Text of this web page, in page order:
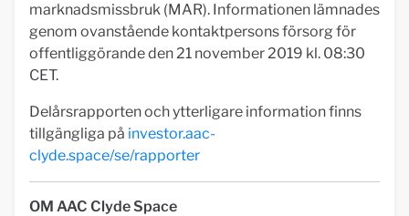
marknadsmissbruk (MAR). Informationen lämnades
genom ovanstående kontaktpersons försorg för
offentliggörande den 21 november 2019 kl. 08:30
CET.
Delårsrapporten och ytterligare information finns
tillgängliga på investor.aac-
clyde.space/se/rapporter
OM AAC Clyde Space